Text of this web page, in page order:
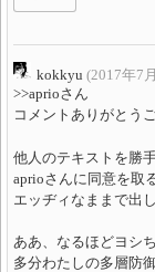
kokkyu (2017年7
>>aprioさん
コメントありがとう
他人のテキストを勝
aprioさんに同意を取
エッヂィなままで出
ああ、なるほどヨシ
多分わたしの多層防